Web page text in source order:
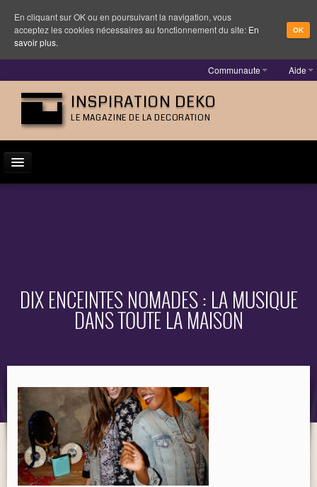
Communaute Aide
INSPIRATION DEKO
LE MAGAZINE DE LA DECORATION
DIX ENCEINTES NOMADES : LA MUSIQUE
DANS TOUTE LA MAISON
En cliquant sur OK ou en poursuivant la navigation, vous
acceptez les cookies nécessaires au fonctionnement du site: En
savoir plus.
OK